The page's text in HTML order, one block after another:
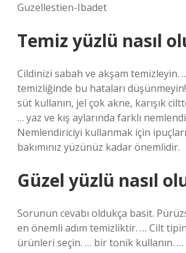
Guzellestien-Ibadet
Temiz yüzlü nasıl
Cildinizi sabah ve akşam temizleyin.
temizliğinde bu hataları
süt kullanın, jel çok akne, karışık
… yaz ve kış aylarında farklı
Nemlendiriciyi kullanmak için
bakımınız yüzünüz kadar önemlidir.
Güzel yüzlü nasıl
Sorunun cevabı oldukça basit.
en önemli adım temizliktir. … Cilt
ürünleri seçin. … bir tonik kullanın. …